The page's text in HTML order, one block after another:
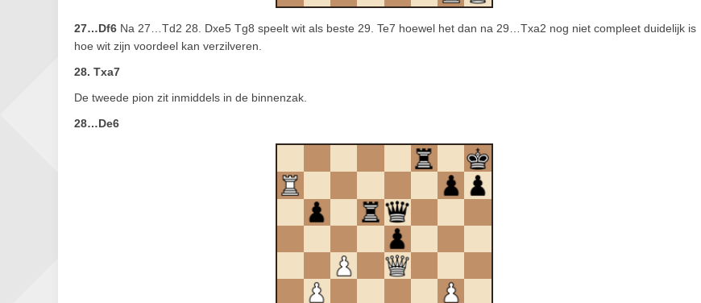
27…Df6 Na 27…Td2 28. Dxe5 Tg8 speelt wit als beste 29. Te7 hoewel het dan na 29…Txa2 nog niet compleet duidelijk is
hoe wit zijn voordeel kan verzilveren.
28. Txa7
De tweede pion zit inmiddels in de binnenzak.
28…De6